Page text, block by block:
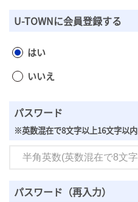
U-TOWNに会員登録する
はい
いいえ
パスワード
※英数混在で8文字以上16文字以内
パスワード（再入力）